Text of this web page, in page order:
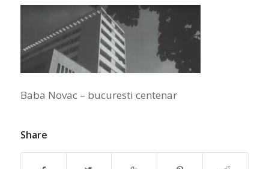
Baba Novac – bucuresti centenar
Share